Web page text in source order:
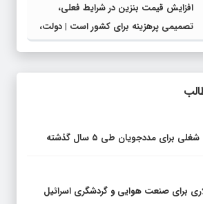
افزایش قیمت بنزین در شرایط فعلی،
تصمیمی پرهزینه برای کشور است | دولت،
قاچاق سوخت و عوامل اصلی ناترازی را
برای صنعت هوایی و گردشگری اسرائیل